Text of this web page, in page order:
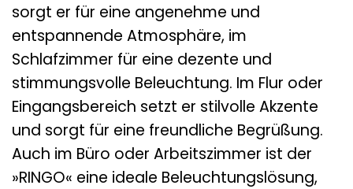
sorgt er für eine angenehme und
entspannende Atmosphäre, im
Schlafzimmer für eine dezente und
stimmungsvolle Beleuchtung. Im Flur oder
Eingangsbereich setzt er stilvolle Akzente
und sorgt für eine freundliche Begrüßung.
Auch im Büro oder Arbeitszimmer ist der
»RINGO« eine ideale Beleuchtungslösung,